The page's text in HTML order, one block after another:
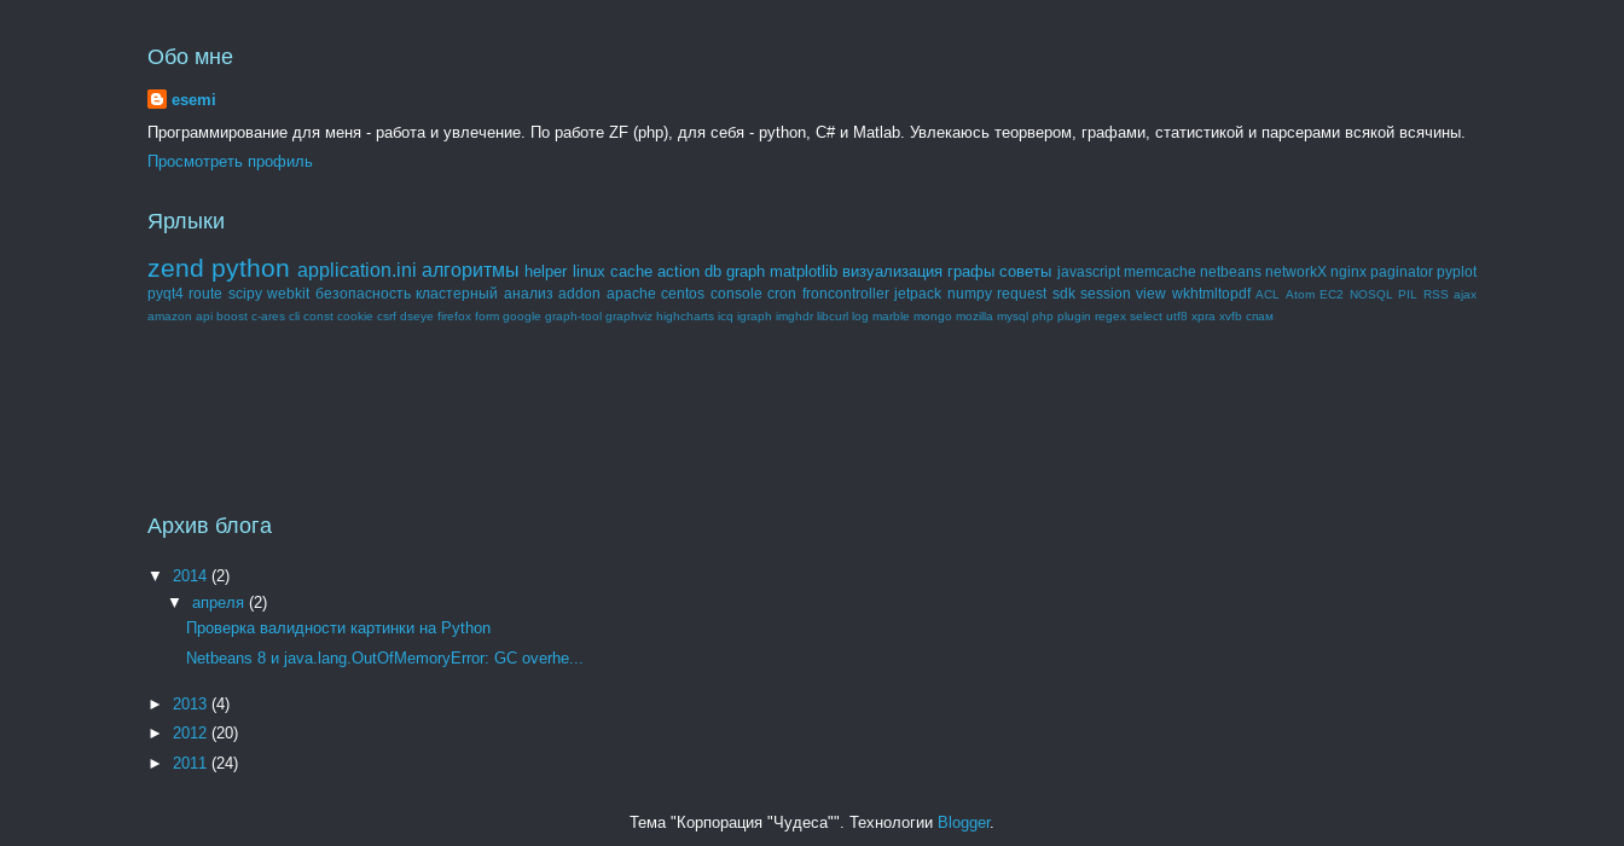
Обо мне
esemi
Программирование для меня - работа и увлечение. По работе ZF (php), для себя - python, C# и Matlab. Увлекаюсь теорвером, графами, статистикой и парсерами всякой всячины.
Просмотреть профиль
Ярлыки
zend python application.ini алгоритмы helper linux cache action db graph matplotlib визуализация графы советы javascript memcache netbeans networkX nginx paginator pyplot
pyqt4 route scipy webkit безопасность кластерный анализ addon apache centos console cron froncontroller jetpack numpy request sdk session view wkhtmltopdf ACL Atom EC2 NOSQL PIL RSS ajax
amazon api boost c-ares cli const cookie csrf dseye firefox form google graph-tool graphviz highcharts icq igraph imghdr libcurl log marble mongo mozilla mysql php plugin regex select utf8 xpra xvfb спам
Архив блога
▼ 2014 (2)
▼ апреля (2)
Проверка валидности картинки на Python
Netbeans 8 и java.lang.OutOfMemoryError: GC overhe...
► 2013 (4)
► 2012 (20)
► 2011 (24)
Тема "Корпорация "Чудеса"". Технологии Blogger.